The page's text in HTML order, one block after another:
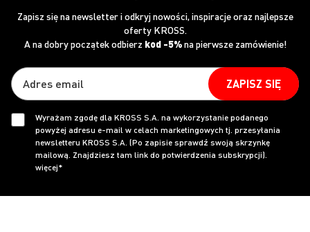
Zapisz się na newsletter i odkryj nowości, inspiracje oraz najlepsze
oferty KROSS.
A na dobry początek odbierz kod -5%na pierwsze zamówienie!
ZAPISZ SIĘ
Wyrażam zgodę dla KROSS S.A. na wykorzystanie podanego
powyżej adresu e-mail w celach marketingowych tj. przesyłania
newsletteru KROSS S.A. (Po zapisie sprawdź swoją skrzynkę
mailową. Znajdziesz tam link do potwierdzenia subskrypcji).
więcej*